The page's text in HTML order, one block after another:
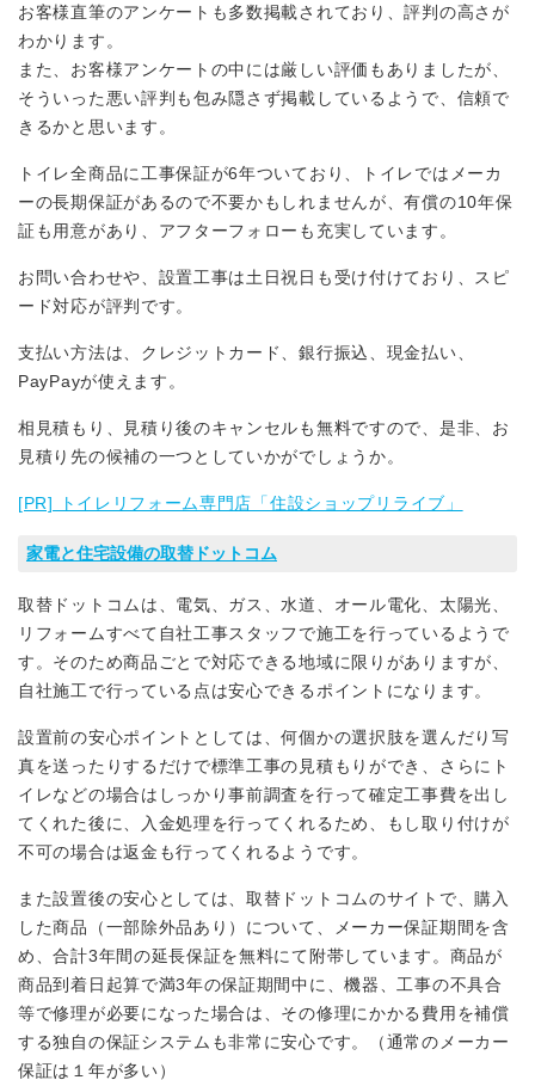
お客様直筆のアンケートも多数掲載されており、評判の高さが
わかります。
また、お客様アンケートの中には厳しい評価もありましたが、
そういった悪い評判も包み隠さず掲載しているようで、信頼で
きるかと思います。
トイレ全商品に工事保証が6年ついており、トイレではメーカ
ーの長期保証があるので不要かもしれませんが、有償の10年保
証も用意があり、アフターフォローも充実しています。
お問い合わせや、設置工事は土日祝日も受け付けており、スピ
ード対応が評判です。
支払い方法は、クレジットカード、銀行振込、現金払い、
PayPayが使えます。
相見積もり、見積り後のキャンセルも無料ですので、是非、お
見積り先の候補の一つとしていかがでしょうか。
[PR] トイレリフォーム専門店「住設ショップリライブ」
家電と住宅設備の取替ドットコム
取替ドットコムは、電気、ガス、水道、オール電化、太陽光、
リフォームすべて自社工事スタッフで施工を行っているようで
す。そのため商品ごとで対応できる地域に限りがありますが、
自社施工で行っている点は安心できるポイントになります。
設置前の安心ポイントとしては、何個かの選択肢を選んだり写
真を送ったりするだけで標準工事の見積もりができ、さらにト
イレなどの場合はしっかり事前調査を行って確定工事費を出し
てくれた後に、入金処理を行ってくれるため、もし取り付けが
不可の場合は返金も行ってくれるようです。
また設置後の安心としては、取替ドットコムのサイトで、購入
した商品（一部除外品あり）について、メーカー保証期間を含
め、合計3年間の延長保証を無料にて附帯しています。商品が
商品到着日起算で満3年の保証期間中に、機器、工事の不具合
等で修理が必要になった場合は、その修理にかかる費用を補償
する独自の保証システムも非常に安心です。（通常のメーカー
保証は１年が多い）